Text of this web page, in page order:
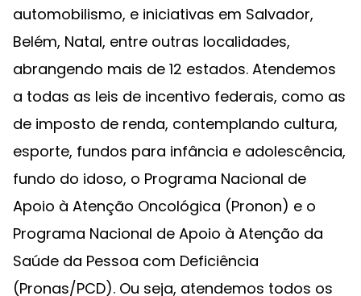
automobilismo, e iniciativas em Salvador,
Belém, Natal, entre outras localidades,
abrangendo mais de 12 estados. Atendemos
a todas as leis de incentivo federais, como as
de imposto de renda, contemplando cultura,
esporte, fundos para infância e adolescência,
fundo do idoso, o Programa Nacional de
Apoio à Atenção Oncológica (Pronon) e o
Programa Nacional de Apoio à Atenção da
Saúde da Pessoa com Deficiência
(Pronas/PCD). Ou seja, atendemos todos os